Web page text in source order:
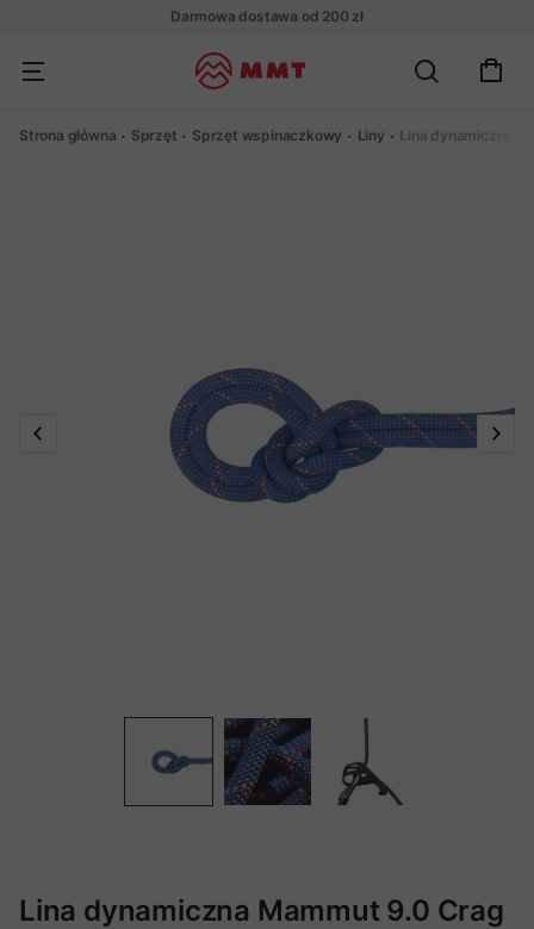
Darmowa dostawa od 200 zł
Strona główna Sprzęt Sprzęt wspinaczkowy Liny Lina dynamiczna
Lina dynamiczna Mammut 9.0 Crag